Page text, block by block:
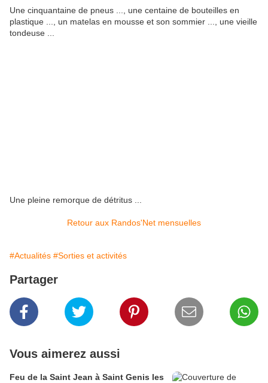
Une cinquantaine de pneus ..., une centaine de bouteilles en
plastique ..., un matelas en mousse et son sommier ..., une vieille
tondeuse ...
Une pleine remorque de détritus ...
Retour aux Randos'Net mensuelles
#Actualités #Sorties et activités
Partager
Vous aimerez aussi
Feu de la Saint Jean à Saint Genis les